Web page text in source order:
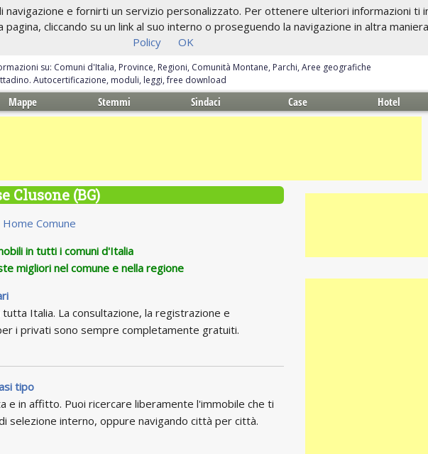
navigazione e fornirti un servizio personalizzato. Per ottenere ulteriori informazioni ti
cliccando su un link al suo interno o proseguendo la navigazione in altra
Policy
OK
su: Comuni d'Italia, Province, Regioni, Comunità Montane, Parchi, Aree geografiche
Autocertificazione, moduli, leggi, free download
Mappe Stemmi Sindaci Case Hotel
Clusone (BG)
Home Comune
in tutti i comuni d'Italia
migliori nel comune e nella regione
Italia. La consultazione, la registrazione e
i privati sono sempre completamente gratuiti.
tipo
e in affitto. Puoi ricercare liberamente l'immobile che ti
selezione interno, oppure navigando città per città.